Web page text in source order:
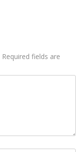
Required fields are